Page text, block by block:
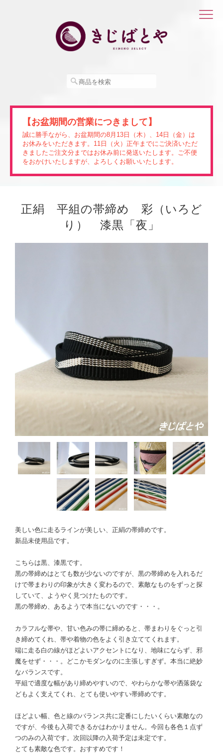
【お盆期間の営業につきまして】
誠に勝手ながら、お盆期間の8月13日（木）、14日（金）は
お休みをいただきます。11日（火）正午までにご決済いただ
きましたご注文分まではお休み前に発送いたします。ご不便
をおかけいたしますが、よろしくお願いいたします。
正絹 平組の帯締め 彩（いろど
り） 漆黒「夜」
美しい色に走るラインが美しい、正絹の帯締めです。
新品未使用品です。
こちらは黒、漆黒です。
黒の帯締めはとても数が少ないのですが、黒の帯締めを入れるだ
けで帯まわりの印象が大きく変わるので、素敵なものをずっと探
していて、ようやく見つけたものです。
黒の帯締め、あるようで本当にないのです・・・。
カラフルな帯や、甘い色みの帯に締めると、帯まわりをぐっと引
き締めてくれ、帯や着物の色をよく引き立ててくれます。
端に走る白の線がほどよいアクセントになり、地味にならず、邪
魔をせず・・・。どこかモダンなのに主張しすぎず。本当に絶妙
なバランスです。
平組で適度な幅があり締めやすいので、やわらかな帯や洒落袋な
どもよく支えてくれ、とても使いやすい帯締めです。
ほどよい幅、色と線のバランス共に定番にしたいくらい素敵なの
ですが、今後も入荷できるかはわかりません。今回も各色１点ず
つのみの入荷です。次回以降の入荷予定は未定です。
とても素敵な色です。おすすめです！